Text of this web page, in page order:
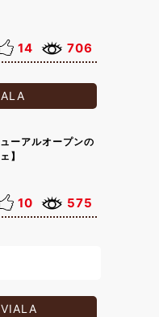
14 706
ーアルオープンの
】
10 575